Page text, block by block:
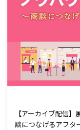
【アーカイブ配信
談につなげるアフタ